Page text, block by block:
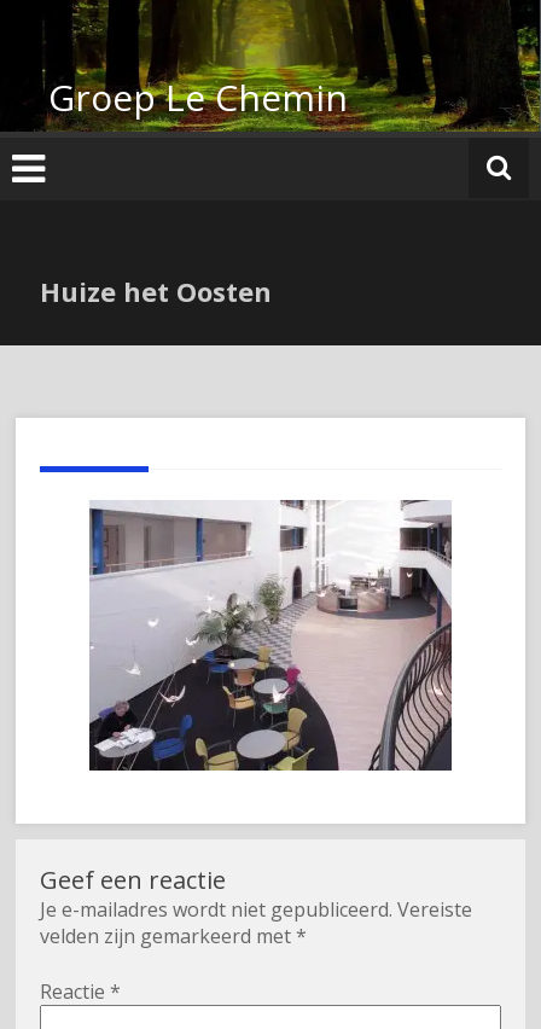
inhoudGroep Le Chemin
Huize het Oosten
Geef een reactie
Je e-mailadres wordt niet gepubliceerd. Vereiste
velden zijn gemarkeerd met*
Reactie*